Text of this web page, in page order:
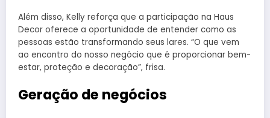
Além disso, Kelly reforça que a participação na Haus
Decor oferece a oportunidade de entender como as
pessoas estão transformando seus lares. “O que vem
ao encontro do nosso negócio que é proporcionar bem-
estar, proteção e decoração”, frisa.
Geração de negócios